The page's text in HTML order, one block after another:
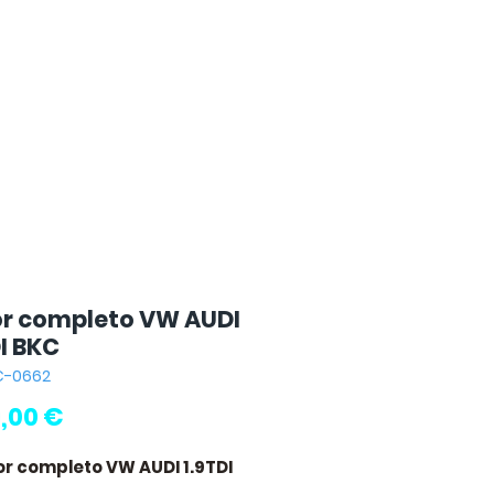
completo VW AUDI
BKC
0662
€
completo VW AUDI 1.9TDI